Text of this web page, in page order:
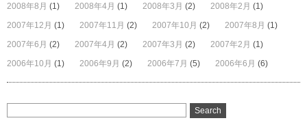
2008年8月 (1) 2008年4月 (1) 2008年3月 (2) 2008年2月 (1)
2007年12月 (1) 2007年11月 (2) 2007年10月 (2) 2007年8月 (1)
2007年6月 (2) 2007年4月 (2) 2007年3月 (2) 2007年2月 (1)
2006年10月 (1) 2006年9月 (2) 2006年7月 (5) 2006年6月 (6)